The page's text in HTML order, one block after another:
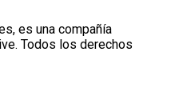
es una compañía
Todos los derechos